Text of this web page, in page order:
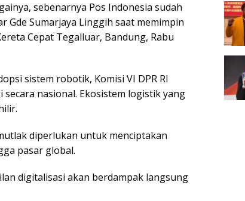
sebenarnya Pos Indonesia sudah
Gde Sumarjaya Linggih saat memimpin
Cepat Tegalluar, Bandung, Rabu
sistem robotik, Komisi VI DPR RI
nasional. Ekosistem logistik yang
diperlukan untuk menciptakan
pasar global.
digitalisasi akan berdampak langsung